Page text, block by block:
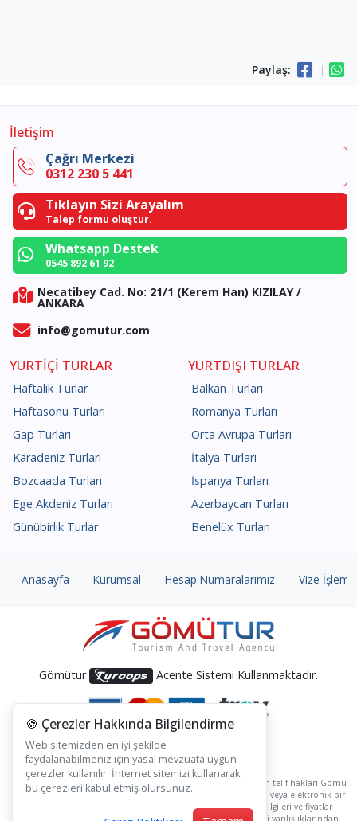
Paylaş:
İletişim
Çağrı Merkezi
0312 230 5 441
Tıklayın Sizi Arayalım
Talep formu oluştur.
Whatsapp Destek
0545 892 61 92
Necatibey Cad. No: 21/1 (Kerem Han) KIZILAY /
ANKARA
info@gomutur.com
YURTİÇİ TURLAR
Haftalık Turlar
Haftasonu Turları
Gap Turları
Karadeniz Turları
Bozcaada Turları
Ege Akdeniz Turları
Günübirlik Turlar
YURTDIŞI TURLAR
Balkan Turları
Romanya Turları
Orta Avrupa Turları
İtalya Turları
İspanya Turları
Azerbaycan Turları
Benelüx Turları
Anasayfa Kurumsal Hesap Numaralarımız Vize
Gömütur Acente Sistemi Kullanmaktadır.
Gomutur.com sitesinde yer alan tüm metin, resim ve içeriklerin telif hakları Gömü
Turizm Seyahat ve Tanıtım Ltd Şti.'ne aittir. Hiçbir şekilde basılı veya elektronik bir
ortamda izinsiz kullanılamaz ve kopyalanamaz. Tüm otel bilgileri ve fiyatlar
bilgilendirme amaçlı olup, değişiklik arz edebilir. Fiyat ve bilgi yanlışlıklarından
🍪 Çerezler Hakkında Bilgilendirme
Web sitemizden en iyi şekilde
faydalanabilmeniz için yasal mevzuata uygun
çerezler kullanılır. İnternet sitemizi kullanarak
bu çerezleri kabul etmiş olursunuz.